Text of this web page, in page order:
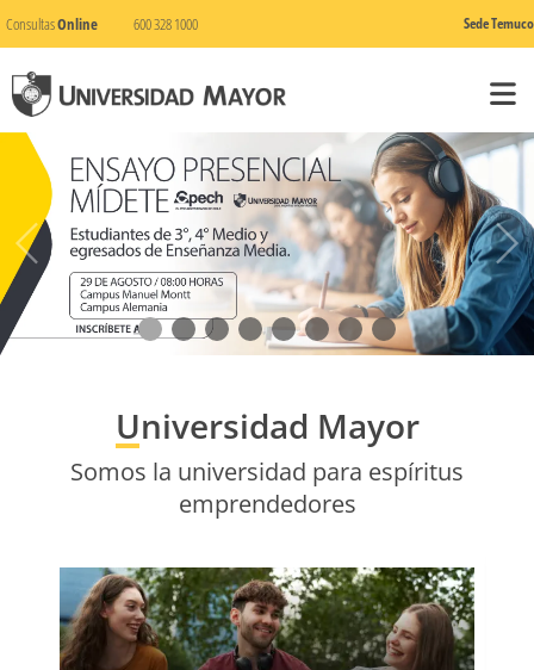
ConsultasOnline 600 328 1000 Sede Temuco
Universidad Mayor
Somos la universidad para espíritus
emprendedores